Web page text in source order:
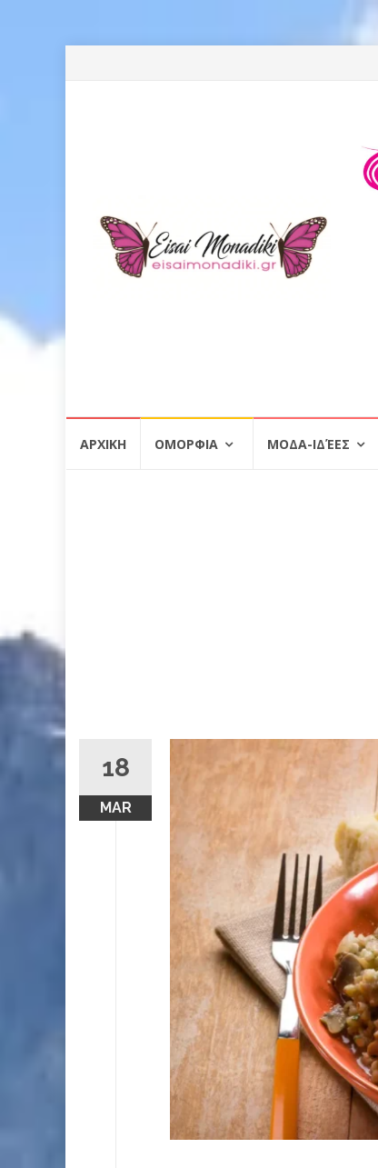
ΑΡΧΙΚΗ ΟΜΟΡΦΙΑ ΜΟΔΑ-ΙΔΈΕΣ
18
MAR